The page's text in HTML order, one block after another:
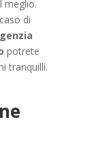
meglio.
di
potrete
tranquilli.